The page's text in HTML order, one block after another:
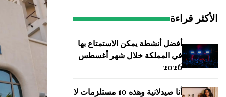
الأكثر قراءة
أفضل أنشطة يمكن الاستمتاع بها
في المملكة خلال شهر أغسطس
2026
أنا صيدلانية وهذه 10 مستلزمات لا